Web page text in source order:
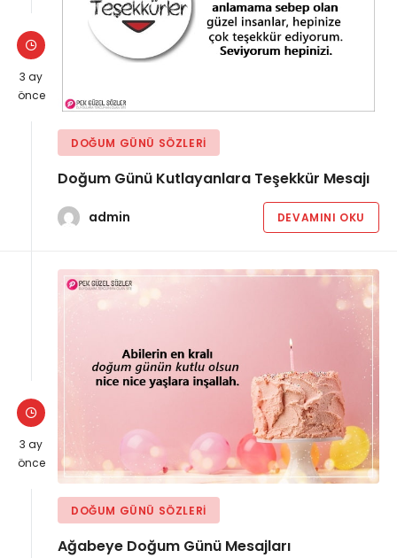
3 ay
önce
DOĞUM GÜNÜ SÖZLERI
Doğum Günü Kutlayanlara Teşekkür Mesajı
admin DEVAMINI OKU
3 ay
önce
DOĞUM GÜNÜ SÖZLERI
Ağabeye Doğum Günü Mesajları